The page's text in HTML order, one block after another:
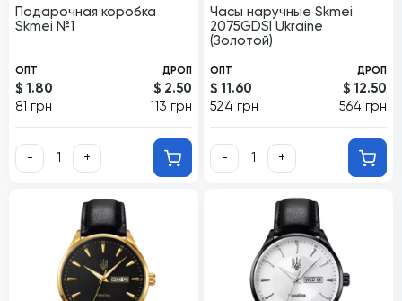
Подарочная коробка
Skmei №1
ОПТ
$ 1.80
81 грн
ДРОП
$ 2.50
113 грн
- +
Часы наручные Skmei
2075GDSI Ukraine
(Золотой)
ОПТ
$ 11.60
524 грн
ДРОП
$ 12.50
564 грн
- +